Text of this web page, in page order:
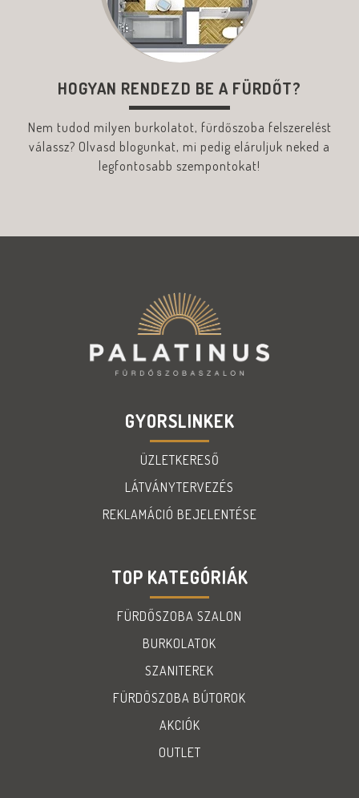
HOGYAN RENDEZD BE A FÜRDŐT?
Nem tudod milyen burkolatot, fürdőszoba felszerelést
válassz? Olvasd blogunkat, mi pedig eláruljuk neked a
legfontosabb szempontokat!
GYORSLINKEK
ÜZLETKERESŐ
LÁTVÁNYTERVEZÉS
REKLAMÁCIÓ BEJELENTÉSE
TOP KATEGÓRIÁK
FÜRDŐSZOBA SZALON
BURKOLATOK
SZANITEREK
FÜRDÖSZOBA BÚTOROK
AKCIÓK
OUTLET